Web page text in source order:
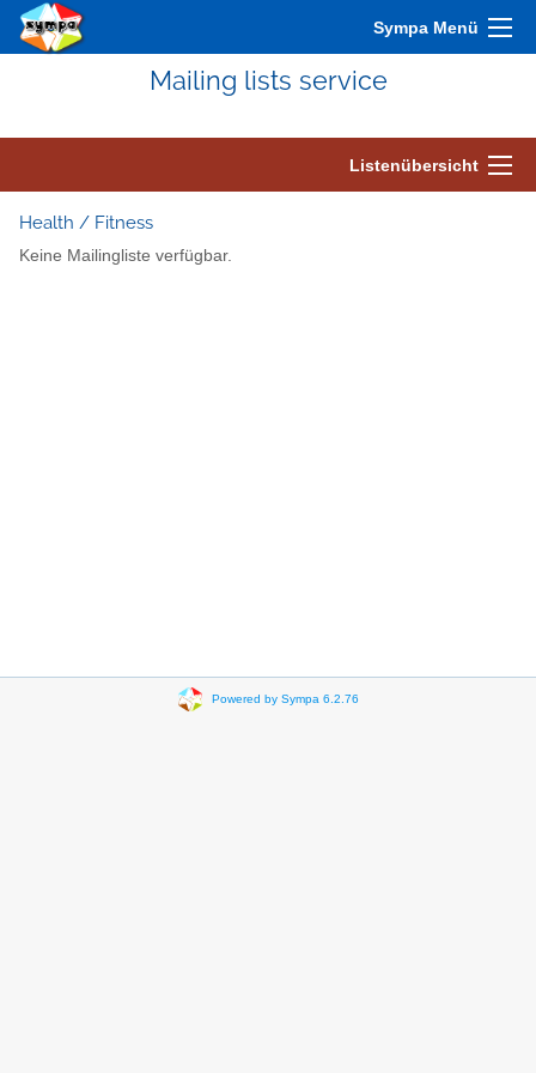
Sympa Menü
Mailing lists service
Listenübersicht
Health / Fitness
Keine Mailingliste verfügbar.
Powered by Sympa 6.2.76